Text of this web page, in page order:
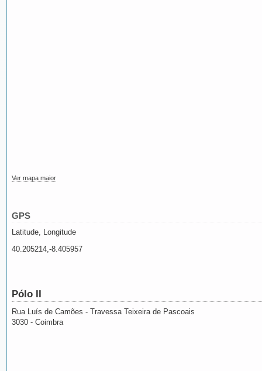
Ver mapa maior
GPS
Latitude, Longitude
40.205214,-8.405957
Pólo II
Rua Luís de Camões - Travessa Teixeira de Pascoais
3030 - Coimbra